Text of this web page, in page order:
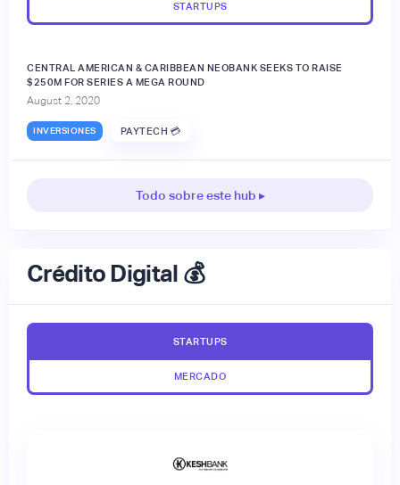
STARTUPS
CENTRAL AMERICAN & CARIBBEAN NEOBANK SEEKS TO RAISE
$250M FOR SERIES A MEGA ROUND
August 2, 2020
INVERSIONES PAYTECH 💳
Todo sobre este hub ▸
Crédito Digital 💰
STARTUPS
MERCADO